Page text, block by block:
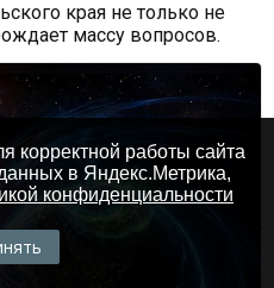
края не только не
массу вопросов.
корректной работы сайта
в Яндекс.Метрика,
конфиденциальности